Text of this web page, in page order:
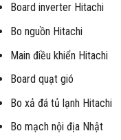
Board inverter Hitachi
Bo nguồn Hitachi
Main điều khiển Hitachi
Board quạt gió
Bo xả đá tủ lạnh Hitachi
Bo mạch nội địa Nhật